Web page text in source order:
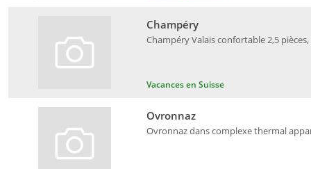
Vacances en Suisse
Champéry Valais confortable 2,5
Champéry
Ovronnaz dans complexe thermal
Ovronnaz